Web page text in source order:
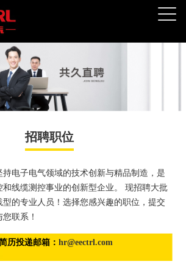
招聘职位
持电子电气领域的技术创新与精品制造，是
和线缆测控事业的创新型企业。 现招聘大批
型的专业人员！选择您感兴趣的职位，提交
联系！
历投递邮箱： hr@eectrl.com